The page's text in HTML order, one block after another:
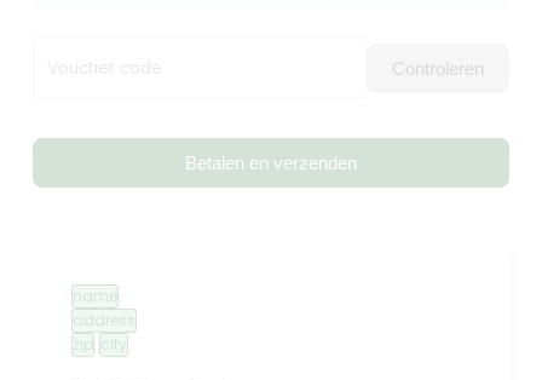
Voucher code Controleren
Betalen en verzenden
name
address
zip city